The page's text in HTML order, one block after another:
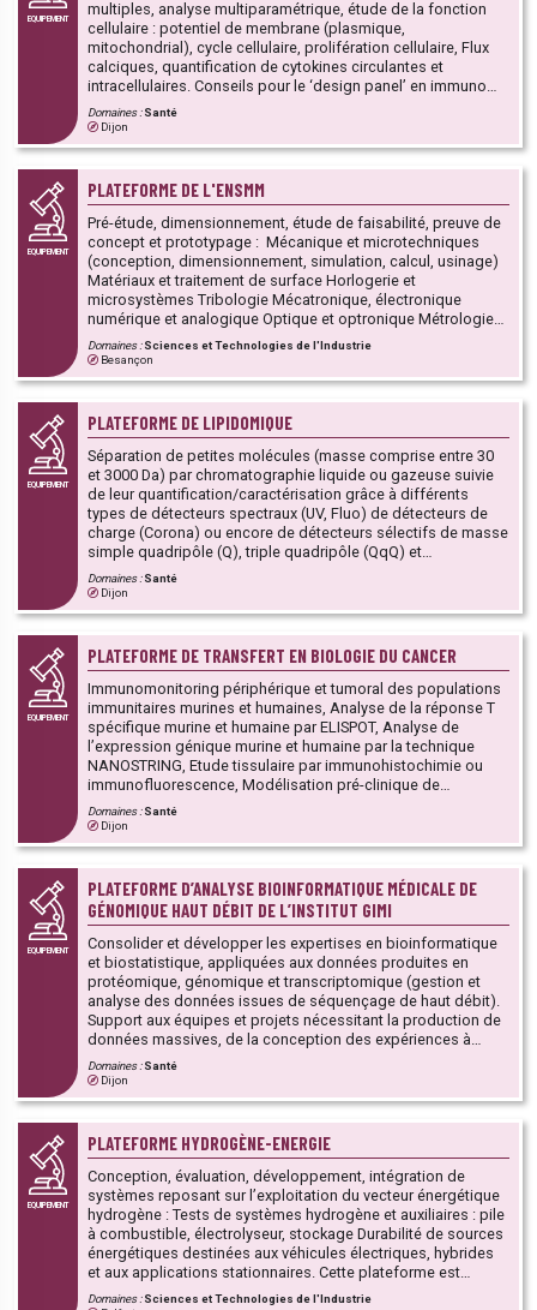
EQUIPEMENT
multiples, analyse multiparamétrique, étude de la fonction
cellulaire : potentiel de membrane (plasmique,
mitochondrial), cycle cellulaire, prolifération cellulaire, Flux
calciques, quantification de cytokines circulantes et
intracellulaires. Conseils pour le ‘design panel’ en immuno
marquage, formations et accompagnement à l’acquisition
de data. Design expérimental.
Domaines :Santé
Dijon
EQUIPEMENT
PLATEFORME DE L'ENSMM
Pré-étude, dimensionnement, étude de faisabilité, preuve de
concept et prototypage : Mécanique et microtechniques
(conception, dimensionnement, simulation, calcul, usinage)
Matériaux et traitement de surface Horlogerie et
microsystèmes Tribologie Mécatronique, électronique
numérique et analogique Optique et optronique Métrologie
Prototypage Injection plastique Cette Plateforme fait partie
d’un ensemble de 13 PFT de la région Bourgogne-Franche-
Comté dont l’objectif est de mutualiser les moyens
d'enseignement (lycées polyvalents et professionnels,
EPLEFPA) et des établissements d'enseignement supérieur
et de recherche, au service du développement et de
l’innovation des TPE/PME et PMI.
Domaines :Sciences et Technologies de l'Industrie
Besançon
EQUIPEMENT
PLATEFORME DE LIPIDOMIQUE
Séparation de petites molécules (masse comprise entre 30
et 3000 Da) par chromatographie liquide ou gazeuse suivie
de leur quantification/caractérisation grâce à différents
types de détecteurs spectraux (UV, Fluo) de détecteurs de
charge (Corona) ou encore de détecteurs sélectifs de masse
simple quadripôle (Q), triple quadripôle (QqQ) et
quadripôle/temps de vol (Q-TOF). La plateforme prend en
charge les demandes d’analyses LCMS² ou GCMS dans leur
intégralité : activité de conseil dans la mise en place de
réalisation des étapes pré-analytiques (stockage, extraction
des échantillons) et analytiques (ciblées ou non ciblées),
rendu des résultats, participation à la valorisation des
résultats (rédaction de rapports de synthèse, publications
scientifiques, transfert technologique…).
Domaines :Santé
Dijon
EQUIPEMENT
PLATEFORME DE TRANSFERT EN BIOLOGIE DU CANCER
Immunomonitoring périphérique et tumoral des populations
immunitaires murines et humaines, Analyse de la réponse T
spécifique murine et humaine par ELISPOT, Analyse de
l’expression génique murine et humaine par la technique
NANOSTRING, Etude tissulaire par immunohistochimie ou
immunofluorescence, Modélisation pré-clinique de
traitements chimio-immuno thérapeutiques,
Biostatistiques/Bioinformatiques.
Domaines :Santé
Dijon
EQUIPEMENT
PLATEFORME D’ANALYSE BIOINFORMATIQUE MÉDICALE DE
GÉNOMIQUE HAUT DÉBIT DE L’INSTITUT GIMI
Consolider et développer les expertises en bioinformatique
et biostatistique, appliquées aux données produites en
protéomique, génomique et transcriptomique (gestion et
analyse des données issues de séquençage de haut débit).
Support aux équipes et projets nécessitant la production de
données massives, de la conception des expériences à
l'analyse et l'interprétation des données. Développer
l'utilisation du séquençage pangénomique pour le
diagnostic des patients atteints de maladies rares avec
Domaines :Santé
Dijon
EQUIPEMENT
PLATEFORME HYDROGÈNE-ENERGIE
Conception, évaluation, développement, intégration de
systèmes reposant sur l’exploitation du vecteur énergétique
hydrogène : Tests de systèmes hydrogène et auxiliaires : pile
à combustible, électrolyseur, stockage Durabilité de sources
énergétiques destinées aux véhicules électriques, hybrides
et aux applications stationnaires. Cette plateforme est
rattachée aux structures de recherche FEMTO-ST et FCLAB.
Domaines :Sciences et Technologies de l'Industrie